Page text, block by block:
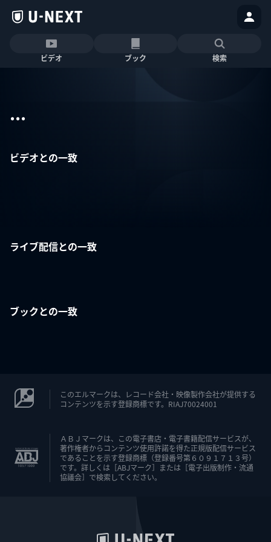
ビデオ ブック 検索
...
ビデオとの一致
ライブ配信との一致
ブックとの一致
このエルマークは、レコード会社・映像製作会社が提供する
コンテンツを示す登録商標です。RIAJ70024001
ＡＢＪマークは、この電子書店・電子書籍配信サービスが、
著作権者からコンテンツ使用許諾を得た正規版配信サービス
であることを示す登録商標（登録番号第６０９１７１３号）
です。詳しくは［ABJマーク］または［電子出版制作・流通
協議会］で検索してください。